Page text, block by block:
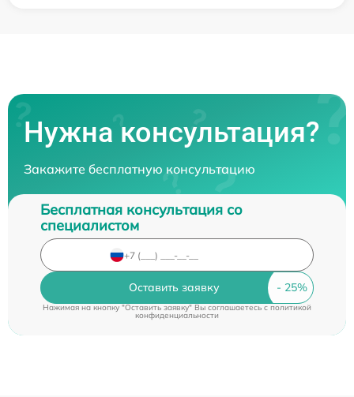
Нужна консультация?
Закажите бесплатную консультацию
Бесплатная консультация со
специалистом
Оставить заявку
Нажимая на кнопку "Оставить заявку" Вы соглашаетесь c политикой
конфиденциальности